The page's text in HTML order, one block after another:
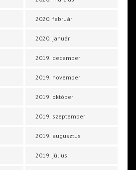
2020. február
2020. január
2019. december
2019. november
2019. október
2019. szeptember
2019. augusztus
2019. július